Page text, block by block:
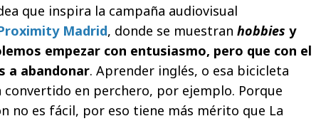
que inspira la campaña audiovisual
Madrid, donde se muestran hobbies y
empezar con entusiasmo, pero que con el
a abandonar. Aprender inglés, o esa bicicleta
convertido en perchero, por ejemplo. Porque
no es fácil, por eso tiene más mérito que La